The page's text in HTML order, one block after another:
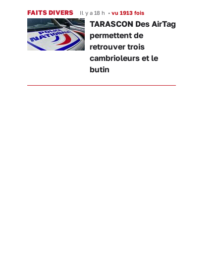
FAITS DIVERS Il y a 18 h • vu 1913 fois
TARASCON Des AirTag
permettent de
retrouver trois
cambrioleurs et le
butin